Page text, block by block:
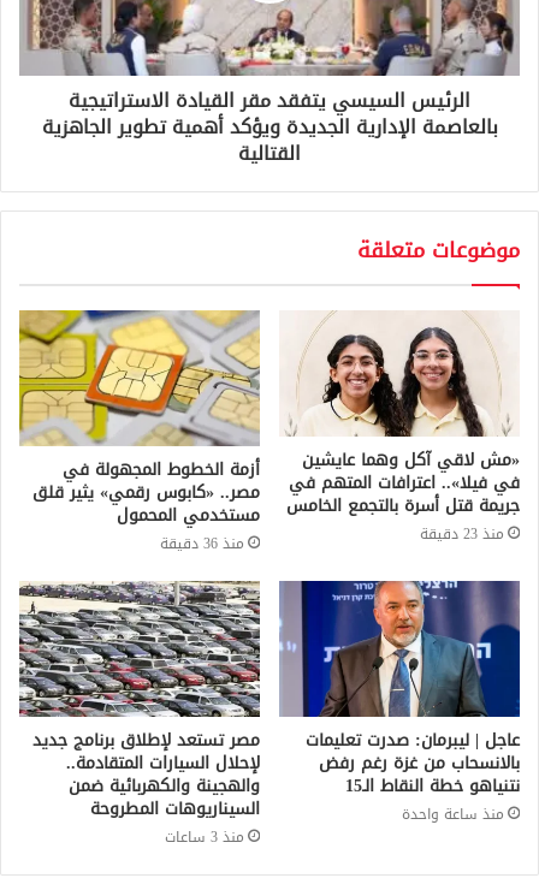
الرئيس السيسي يتفقد مقر القيادة الاستراتيجية
بالعاصمة الإدارية الجديدة ويؤكد أهمية تطوير الجاهزية
القتالية
موضوعات متعلقة
«مش لاقي آكل وهما عايشين
في فيلا».. اعترافات المتهم في
جريمة قتل أسرة بالتجمع الخامس
منذ 23 دقيقة
أزمة الخطوط المجهولة في
مصر.. «كابوس رقمي» يثير قلق
مستخدمي المحمول
منذ 36 دقيقة
عاجل | ليبرمان: صدرت تعليمات
بالانسحاب من غزة رغم رفض
نتنياهو خطة النقاط الـ15
منذ ساعة واحدة
مصر تستعد لإطلاق برنامج جديد
لإحلال السيارات المتقادمة..
والهجينة والكهربائية ضمن
السيناريوهات المطروحة
منذ 3 ساعات